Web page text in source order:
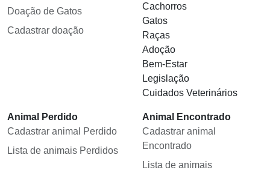
Doação de Gatos
Cadastrar doação
Cachorros
Gatos
Raças
Adoção
Bem-Estar
Legislação
Cuidados Veterinários
Animal Perdido
Cadastrar animal Perdido
Lista de animais Perdidos
Animal Encontrado
Cadastrar animal
Encontrado
Lista de animais